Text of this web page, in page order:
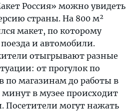
Россия» можно увидеть
страны. На 800 м²
макет, по которому
и автомобили.
отыгрывают разные
от прогулок по
по магазинам до работы в
в музее происходит
Посетители могут нажать